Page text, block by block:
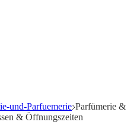
und-Parfuemerie Parfümerie &
& Öffnungszeiten